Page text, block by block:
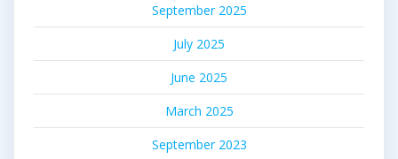
September 2025
July 2025
June 2025
March 2025
September 2023